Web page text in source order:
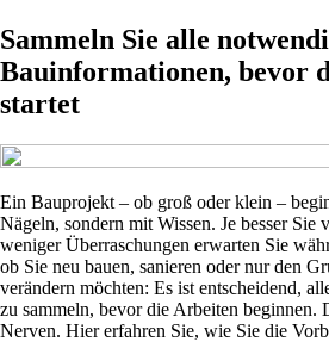
Sammeln Sie alle
Bauinformationen, bevor
startet
Ein Bauprojekt – ob groß oder klein –
Nägeln, sondern mit Wissen. Je besser Sie
weniger Überraschungen erwarten Sie
ob Sie neu bauen, sanieren oder nur den
verändern möchten: Es ist entscheidend,
zu sammeln, bevor die Arbeiten beginnen.
Nerven. Hier erfahren Sie, wie Sie die